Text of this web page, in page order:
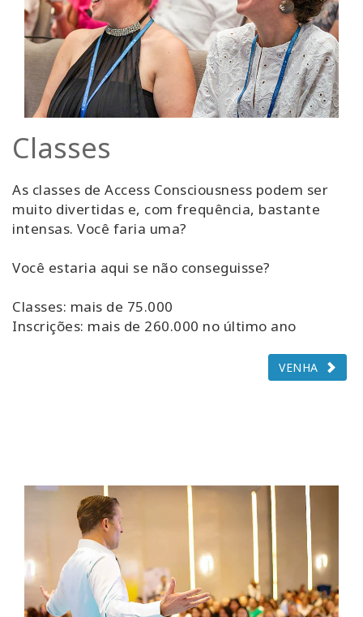
Classes
As classes de Access Consciousness podem ser
muito divertidas e, com frequência, bastante
intensas. Você faria uma?
Você estaria aqui se não conseguisse?
Classes: mais de 75.000
Inscrições: mais de 260.000 no último ano
VENHA